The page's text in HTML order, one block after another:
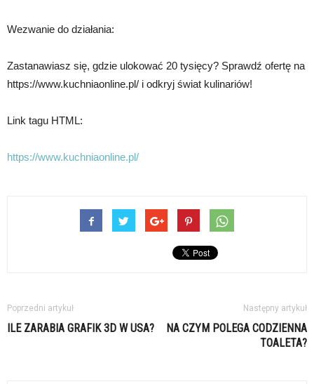
Wezwanie do działania:
Zastanawiasz się, gdzie ulokować 20 tysięcy? Sprawdź ofertę na
https://www.kuchniaonline.pl/ i odkryj świat kulinariów!
Link tagu HTML:
https://www.kuchniaonline.pl/
Poprzedni artykuł
ILE ZARABIA GRAFIK 3D W USA?
Następny artykuł
NA CZYM POLEGA CODZIENNA
TOALETA?